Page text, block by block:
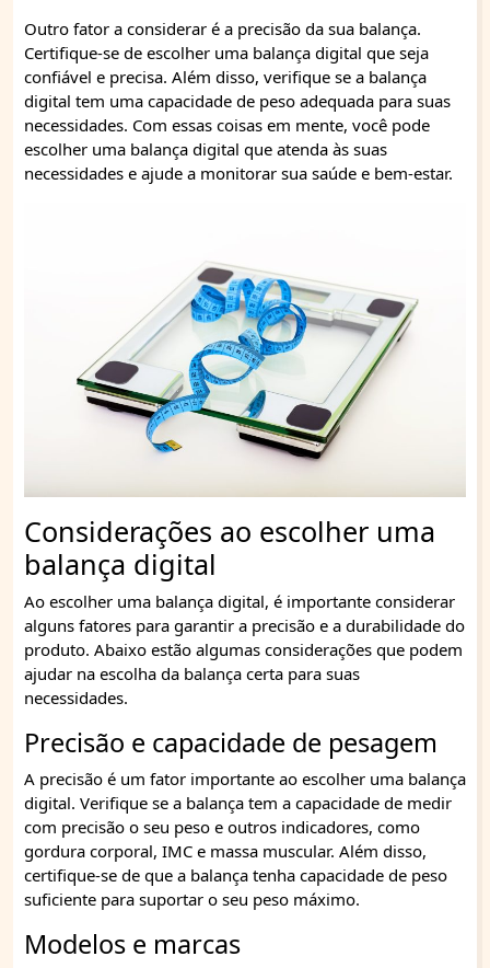
Outro fator a considerar é a precisão da sua balança.
Certifique-se de escolher uma balança digital que seja
confiável e precisa. Além disso, verifique se a balança
digital tem uma capacidade de peso adequada para suas
necessidades. Com essas coisas em mente, você pode
escolher uma balança digital que atenda às suas
necessidades e ajude a monitorar sua saúde e bem-estar.
Considerações ao escolher uma
balança digital
Ao escolher uma balança digital, é importante considerar
alguns fatores para garantir a precisão e a durabilidade do
produto. Abaixo estão algumas considerações que podem
ajudar na escolha da balança certa para suas
necessidades.
Precisão e capacidade de pesagem
A precisão é um fator importante ao escolher uma balança
digital. Verifique se a balança tem a capacidade de medir
com precisão o seu peso e outros indicadores, como
gordura corporal, IMC e massa muscular. Além disso,
certifique-se de que a balança tenha capacidade de peso
suficiente para suportar o seu peso máximo.
Modelos e marcas